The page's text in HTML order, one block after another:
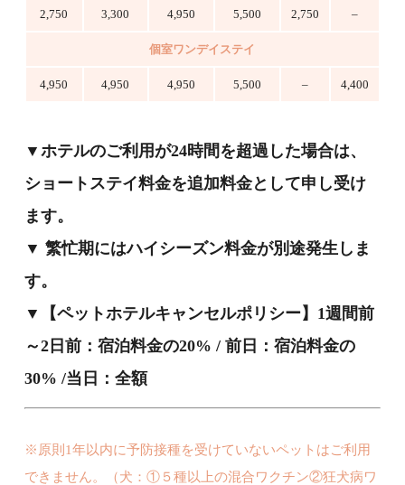
2,750 3,300 4,950 5,500 2,750 –
個室ワンデイステイ
4,950 4,950 4,950 5,500 – 4,400
▼ホテルのご利用が24時間を超過した場合は、
ショートステイ料金を追加料金として申し受け
ます。
▼ 繁忙期にはハイシーズン料金が別途発生しま
す。
▼【ペットホテルキャンセルポリシー】1週間前
～2日前：宿泊料金の20% / 前日：宿泊料金の
30% /当日：全額
※原則1年以内に予防接種を受けていないペットはご利用
できません。（犬：①５種以上の混合ワクチン②狂犬病ワ